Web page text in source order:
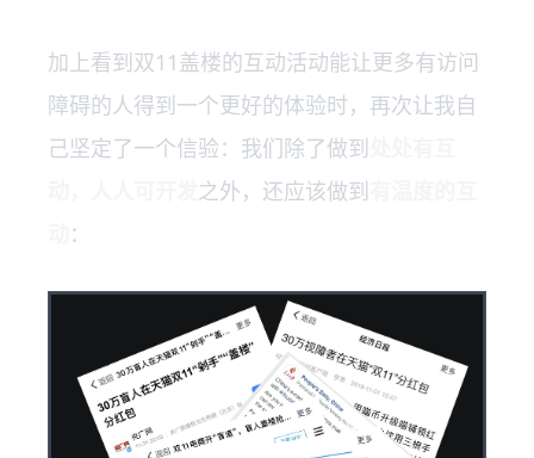
加上看到双11盖楼的互动活动能让更多有访问
障碍的人得到一个更好的体验时，再次让我自
己坚定了一个信验：我们除了做到
之外，还应该做到
：